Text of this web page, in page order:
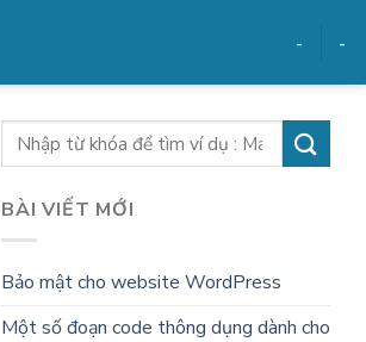
- -
BÀI VIẾT MỚI
Bảo mật cho website WordPress
Một số đoạn code thông dụng dành cho